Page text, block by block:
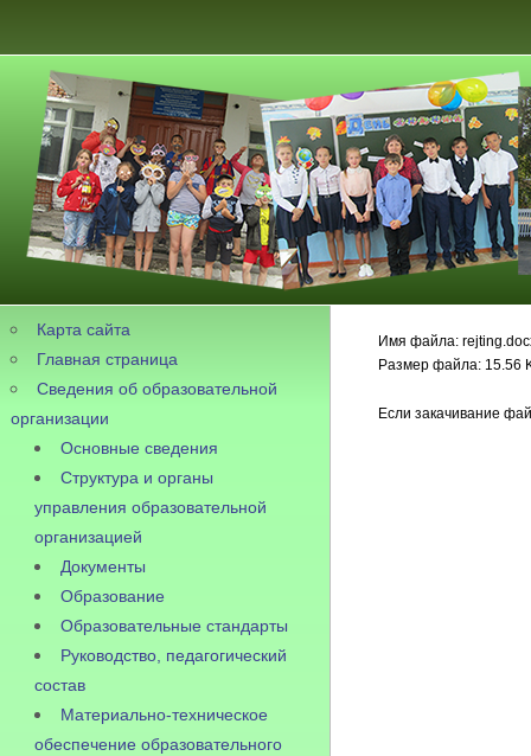
Карта сайта
Главная страница
Сведения об образовательной
организации
Основные сведения
Структура и органы
управления образовательной
организацией
Документы
Образование
Образовательные стандарты
Руководство, педагогический
состав
Материально-техническое
обеспечение образовательного
Имя файла:
Размер файла: 15.56
Если закачивание